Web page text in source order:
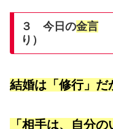
３ 今日の金言
り）
結婚は「修行」だ
「相手は、自分